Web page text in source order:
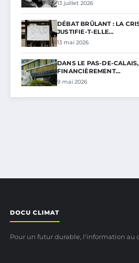
13 juillet 2026
DÉBAT BRÛLANT : LA
JUSTIFIE-T-ELLE…
13 mai 2026
DANS LE PAS-DE-CALAIS,
FINANCIÈREMENT…
9 mai 2026
DOCU CLIMAT
Pour un futur durable, l'information